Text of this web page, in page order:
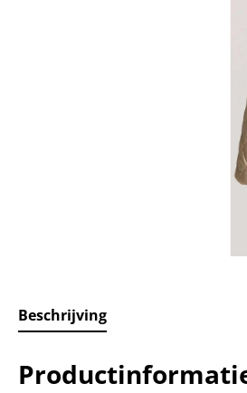
Beschrijving
Productinformatie